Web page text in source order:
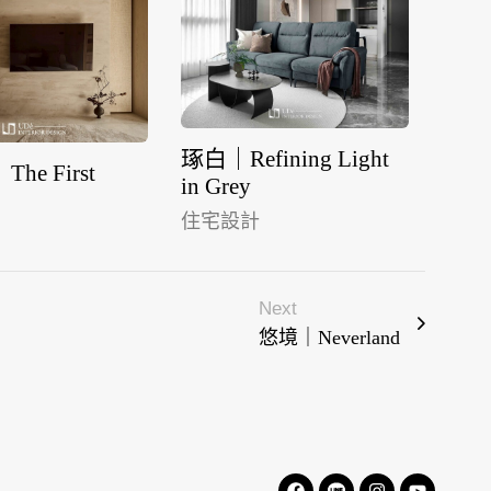
The First
琢白｜Refining Light
in Grey
住宅設計
Next
悠境｜Neverland